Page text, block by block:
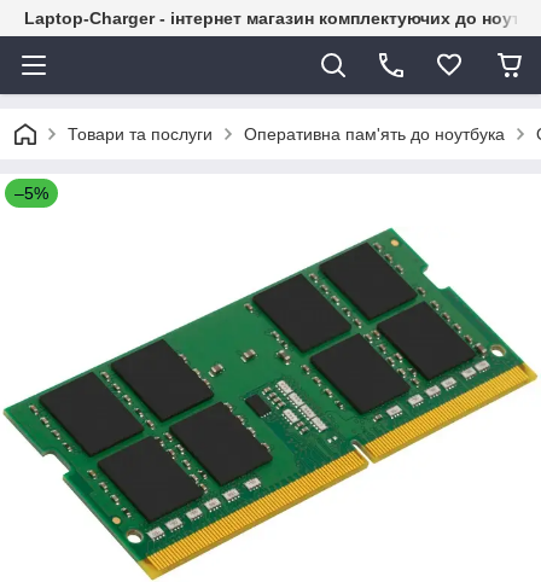
Laptop-Charger - інтернет магазин комплектуючих до
Товари та послуги Оперативна пам'ять до ноутбука
–5%